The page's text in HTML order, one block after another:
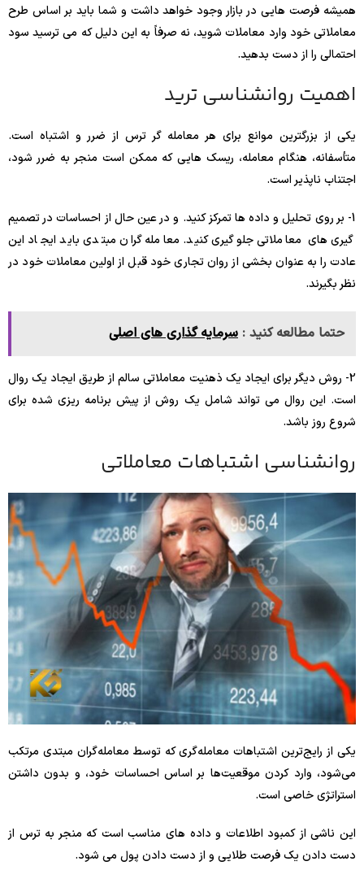
همیشه فرصت هایی در بازار وجود خواهد داشت و شما باید بر اساس طرح
معاملاتی خود وارد معاملات شوید، نه صرفاً به این دلیل که می ترسید سود
احتمالی را از دست بدهید.
اهمیت روانشناسی ترید
یکی از بزرگترین موانع برای هر معامله گر ترس از ضرر و اشتباه است.
متأسفانه، هنگام معامله، ریسک هایی که ممکن است منجر به ضرر شود،
اجتناب ناپذیر است.
1- بر روی تحلیل و داده ها تمرکز کنید. و در عین حال از احساسات در تصمیم
گیری های معاملاتی جلوگیری کنید. معامله گران مبتدی باید ایجاد این
عادت را به عنوان بخشی از روان تجاری خود قبل از اولین معاملات خود در
نظر بگیرند.
حتما مطالعه کنید : سرمایه گذاری های اصلی
2- روش دیگر برای ایجاد یک ذهنیت معاملاتی سالم از طریق ایجاد یک روال
است. این روال می تواند شامل یک روش از پیش برنامه ریزی شده برای
شروع روز باشد.
روانشناسی اشتباهات معاملاتی
یکی از رایج‌ترین اشتباهات معامله‌گری که توسط معامله‌گران مبتدی مرتکب
می‌شود، وارد کردن موقعیت‌ها بر اساس احساسات خود، و بدون داشتن
استراتژی خاصی است.
این ناشی از کمبود اطلاعات و داده های مناسب است که منجر به ترس از
دست دادن یک فرصت طلایی و از دست دادن پول می شود.